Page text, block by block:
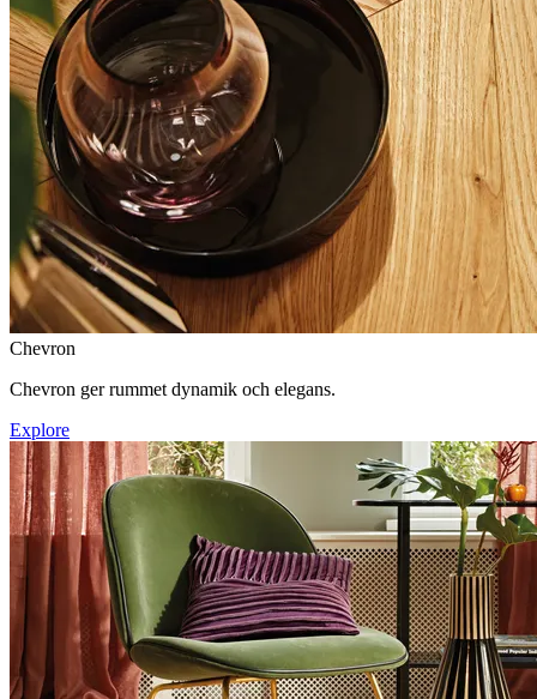
Chevron
Chevron ger rummet dynamik och elegans.
Explore